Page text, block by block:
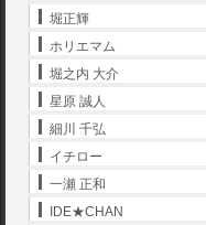
堀正輝
ホリエマム
堀之内 大介
星原 誠人
細川 千弘
イチロー
一瀬 正和
IDE★CHAN